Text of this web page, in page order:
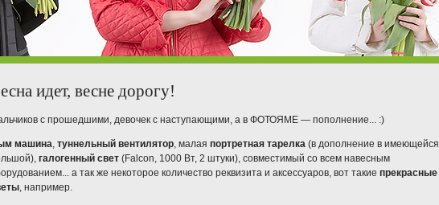
идет, весне дорогу!
с прошедшими, девочек с наступающими, а в ФОТОЯМЕ — пополнение... :)
машина, туннельный вентилятор, малая портретная тарелка (в дополнение в имеющейся
галогенный свет (Falcon, 1000 Вт, 2 штуки), совместимый со всем навесным
а так же некоторое количество реквизита и аксессуаров, вот такие прекрасные
, например.